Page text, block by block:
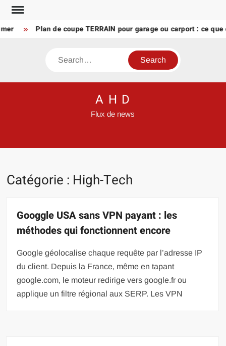
Skip
contentPlan de coupe TERRAIN pour garage ou carport : ce que
Search
A H D
Flux de news
Catégorie : High-Tech
Googgle USA sans VPN payant : les
méthodes qui fonctionnent encore
Google géolocalise chaque requête par l’adresse IP
du client. Depuis la France, même en tapant
google.com, le moteur redirige vers google.fr ou
applique un filtre régional aux SERP. Les VPN